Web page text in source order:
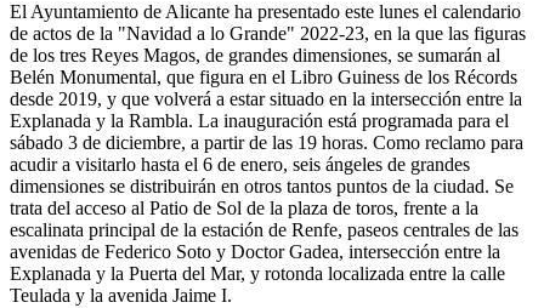
El Ayuntamiento de Alicante ha presentado este lunes el calendario
de actos de la "Navidad a lo Grande" 2022-23, en la que las figuras
de los tres Reyes Magos, de grandes dimensiones, se sumarán al
Belén Monumental, que figura en el Libro Guiness de los Récords
desde 2019, y que volverá a estar situado en la intersección entre la
Explanada y la Rambla. La inauguración está programada para el
sábado 3 de diciembre, a partir de las 19 horas. Como reclamo para
acudir a visitarlo hasta el 6 de enero, seis ángeles de grandes
dimensiones se distribuirán en otros tantos puntos de la ciudad. Se
trata del acceso al Patio de Sol de la plaza de toros, frente a la
escalinata principal de la estación de Renfe, paseos centrales de las
avenidas de Federico Soto y Doctor Gadea, intersección entre la
Explanada y la Puerta del Mar, y rotonda localizada entre la calle
Teulada y la avenida Jaime I.